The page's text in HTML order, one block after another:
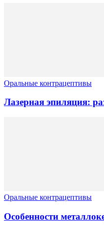
Оральные контрацептивы
Лазерная эпиляция:
Оральные контрацептивы
Особенности